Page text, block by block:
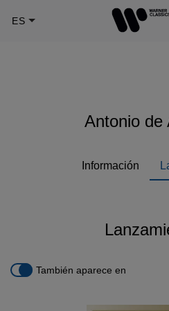
Antonio de
Información
También aparece en